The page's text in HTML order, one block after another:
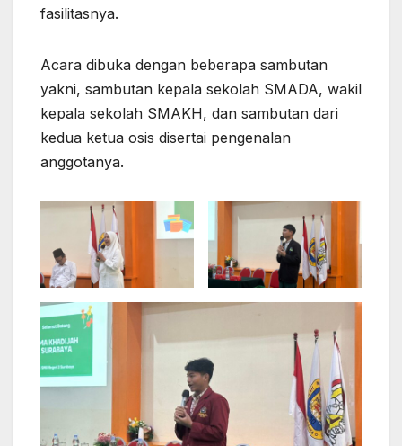
fasilitasnya.
Acara dibuka dengan beberapa sambutan
yakni, sambutan kepala sekolah SMADA, wakil
kepala sekolah SMAKH, dan sambutan dari
kedua ketua osis disertai pengenalan
anggotanya.